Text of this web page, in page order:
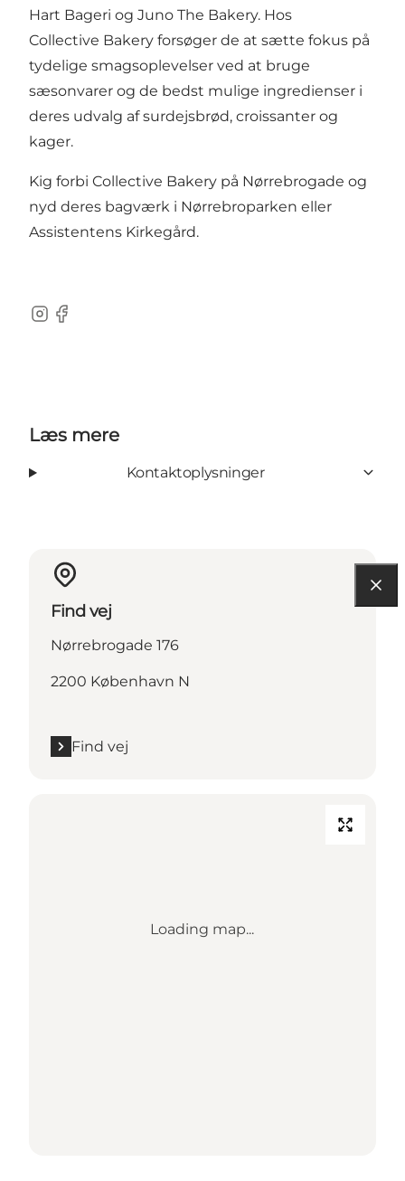
Hart Bageri og Juno The Bakery. Hos
Collective Bakery forsøger de at sætte fokus på
tydelige smagsoplevelser ved at bruge
sæsonvarer og de bedst mulige ingredienser i
deres udvalg af surdejsbrød, croissanter og
kager.
Kig forbi Collective Bakery på Nørrebrogade og
nyd deres bagværk i Nørrebroparken eller
Assistentens Kirkegård.
Instagram
Facebook
Læs mere
Kontaktoplysninger
Find vej
Nørrebrogade 176
2200 København N
Find vej
Loading map...